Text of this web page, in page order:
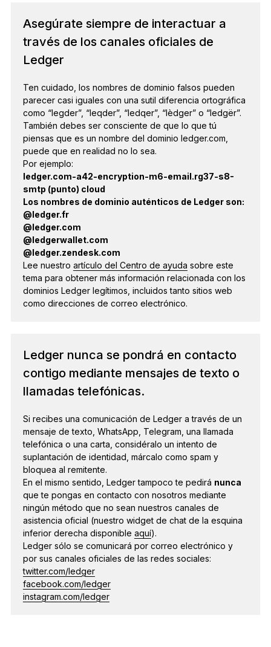
Asegúrate siempre de interactuar a
través de los canales oficiales de
Ledger
Ten cuidado, los nombres de dominio falsos pueden
parecer casi iguales con una sutil diferencia ortográfica
como “legder”, “leqder”, “ledqer”, “lèdger” o “ledgёr”.
También debes ser consciente de que lo que tú
piensas que es un nombre del dominio ledger.com,
puede que en realidad no lo sea.
Por ejemplo:
ledger.com-a42-encryption-m6-email.rg37-s8-
smtp (punto) cloud
Los nombres de dominio auténticos de Ledger son:
@ledger.fr
@ledger.com
@ledgerwallet.com
@ledger.zendesk.com
Lee nuestro artículo del Centro de ayuda sobre este
tema para obtener más información relacionada con los
dominios Ledger legítimos, incluidos tanto sitios web
como direcciones de correo electrónico.
Ledger nunca se pondrá en contacto
contigo mediante mensajes de texto o
llamadas telefónicas.
Si recibes una comunicación de Ledger a través de un
mensaje de texto, WhatsApp, Telegram, una llamada
telefónica o una carta, considéralo un intento de
suplantación de identidad, márcalo como spam y
bloquea al remitente.
En el mismo sentido, Ledger tampoco te pedirá nunca
que te pongas en contacto con nosotros mediante
ningún método que no sean nuestros canales de
asistencia oficial (nuestro widget de chat de la esquina
inferior derecha disponible aquí).
Ledger sólo se comunicará por correo electrónico y
por sus canales oficiales de las redes sociales:
twitter.com/ledger
facebook.com/ledger
instagram.com/ledger